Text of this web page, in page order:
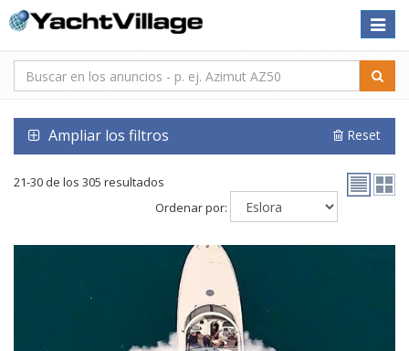
Toggle
Ampliar los filtros Reset
21-30 de los 305 resultados
Ordenar por: